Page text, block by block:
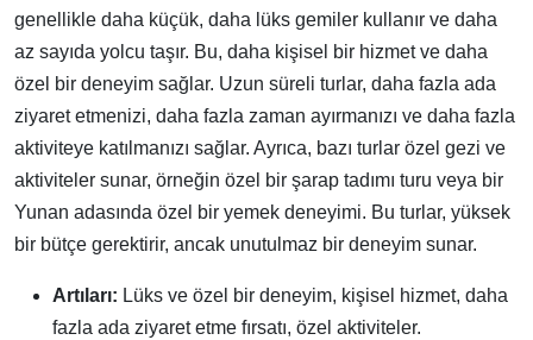
genellikle daha küçük, daha lüks gemiler kullanır ve daha
az sayıda yolcu taşır. Bu, daha kişisel bir hizmet ve daha
özel bir deneyim sağlar. Uzun süreli turlar, daha fazla ada
ziyaret etmenizi, daha fazla zaman ayırmanızı ve daha fazla
aktiviteye katılmanızı sağlar. Ayrıca, bazı turlar özel gezi ve
aktiviteler sunar, örneğin özel bir şarap tadımı turu veya bir
Yunan adasında özel bir yemek deneyimi. Bu turlar, yüksek
bir bütçe gerektirir, ancak unutulmaz bir deneyim sunar.
Artıları: Lüks ve özel bir deneyim, kişisel hizmet, daha
fazla ada ziyaret etme fırsatı, özel aktiviteler.